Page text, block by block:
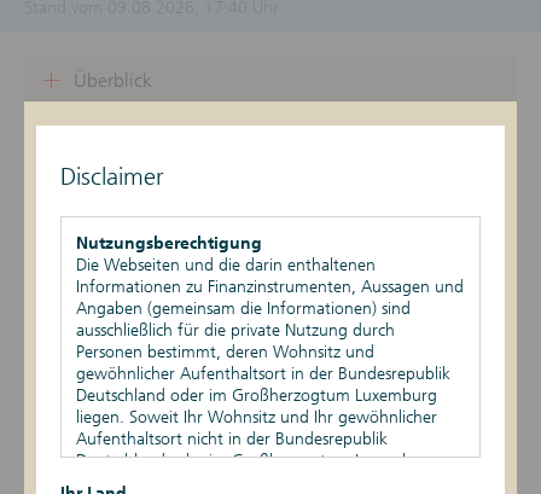
Disclaimer
Nutzungsberechtigung
Die Webseiten und die darin enthaltenen
Informationen zu Finanzinstrumenten, Aussagen und
Angaben (gemeinsam die Informationen) sind
ausschließlich für die private Nutzung durch
Personen bestimmt, deren Wohnsitz und
gewöhnlicher Aufenthaltsort in der Bundesrepublik
Deutschland oder im Großherzogtum Luxemburg
liegen. Soweit Ihr Wohnsitz und Ihr gewöhnlicher
Aufenthaltsort nicht in der Bundesrepublik
Deutschland oder im Großherzogtum Luxemburg
liegen, ist Ihnen die Nutzung dieser Webseiten nicht
Überblick
Basiswert
Szenario-Rechner
Publikationen
Datum Ereignis Daten
30.12.2025
Vorzeitige
Rückzahlung
Rückzahlungsgrund:
Vorzeitige Fälligkeit
Rückzahlungsbetrag